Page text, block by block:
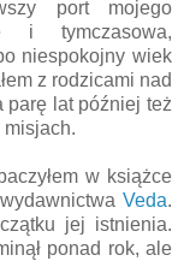
port mojego
i tymczasowa,
niespokojny wiek
z rodzicami nad
parę lat później też
misjach.
w książce
Veda.
jej istnienia.
ponad rok, ale